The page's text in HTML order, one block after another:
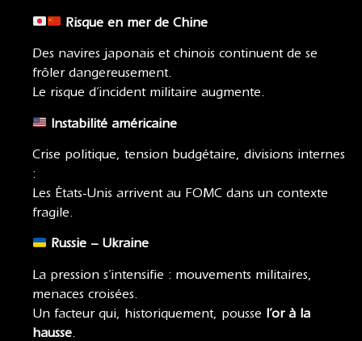
Risque en mer de Chine
Des navires japonais et chinois continuent de se
frôler dangereusement.
Le risque d’incident militaire augmente.
Instabilité américaine
Crise politique, tension budgétaire, divisions internes
:
Les États-Unis arrivent au FOMC dans un contexte
fragile.
Russie – Ukraine
La pression s’intensifie : mouvements militaires,
menaces croisées.
Un facteur qui, historiquement, pousse l’or à la
hausse.